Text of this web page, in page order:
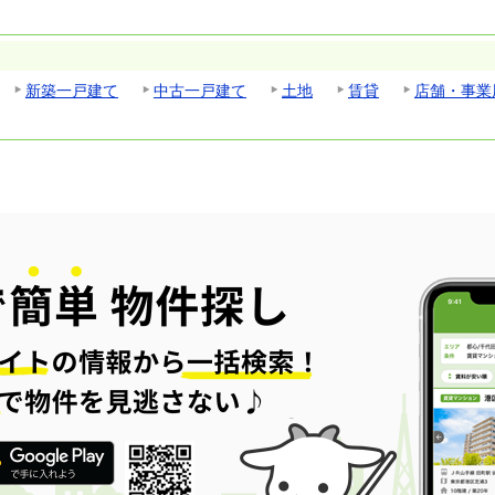
新築一戸建て 中古一戸建て 土地 賃貸 店舗・事業